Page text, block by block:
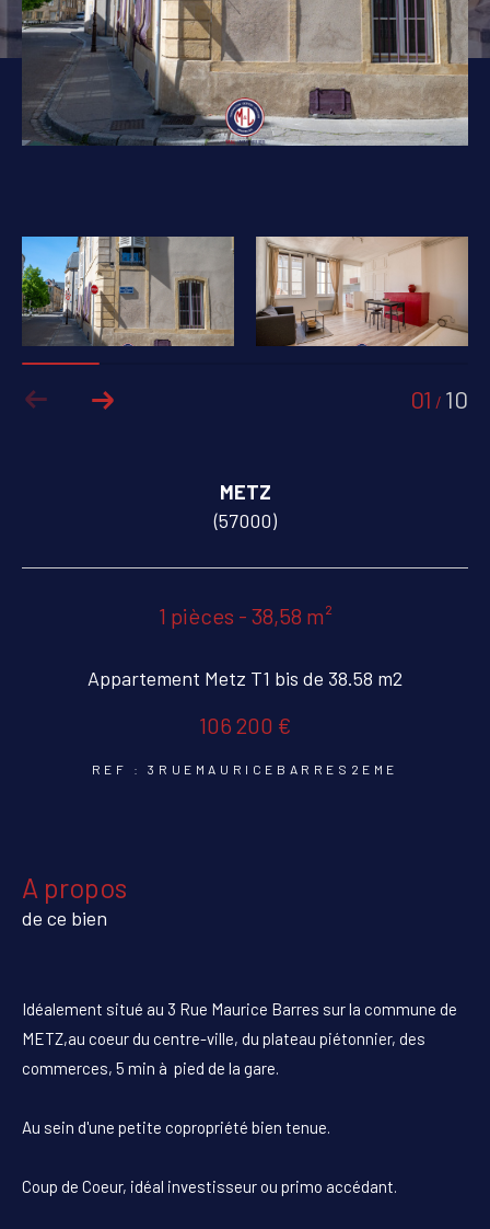
01 / 10
METZ
(57000)
1 pièces - 38,58 m²
Appartement Metz T1 bis de 38.58 m2
106 200 €
REF : 3RUEMAURICEBARRES2EME
a propos
de ce bien
Idéalement situé au 3 Rue Maurice Barres sur la commune de
METZ,au coeur du centre-ville, du plateau piétonnier, des
commerces, 5 min à pied de la gare.
Au sein d'une petite copropriété bien tenue.
Coup de Coeur, idéal investisseur ou primo accédant.
1 2 3 5+
Localisation
AFFINER LES CRITÈRES
PARKING TERRASSE PISCINE
COUPS DE COEUR
NOUVEAUTÉS